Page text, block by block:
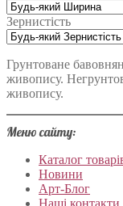
Зернистість
Грунтоване
живопису.
живопису.
Меню сайту:
Каталог
Новини
Арт-Блог